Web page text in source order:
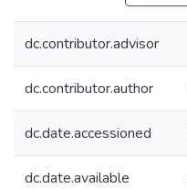
dc.contributor.advisor
dc.contributor.author
dc.date.accessioned
dc.date.available